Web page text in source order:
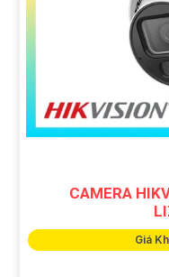
CAMERA
Giá